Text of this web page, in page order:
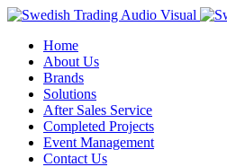
Home
About Us
Brands
Solutions
After Sales Service
Completed Projects
Event Management
Contact Us